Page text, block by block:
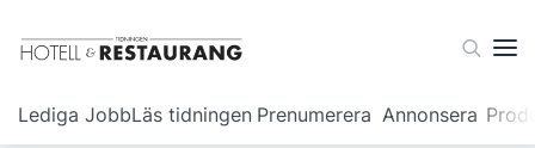
Lediga JobbLäs tidningen Prenumerera Annonsera